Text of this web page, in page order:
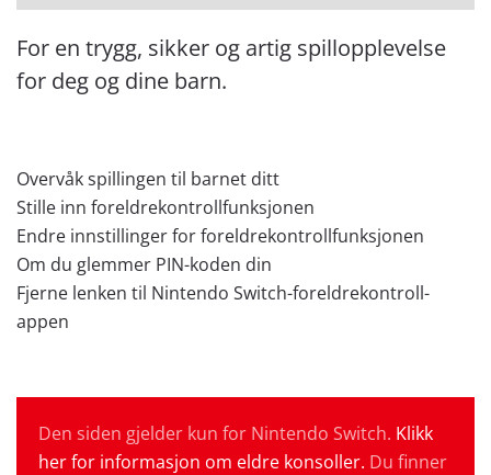
For en trygg, sikker og artig spillopplevelse
for deg og dine barn.
Overvåk spillingen til barnet ditt
Stille inn foreldrekontrollfunksjonen
Endre innstillinger for foreldrekontrollfunksjonen
Om du glemmer PIN-koden din
Fjerne lenken til Nintendo Switch-foreldrekontroll-
appen
Den siden gjelder kun for Nintendo Switch. Klikk
her for informasjon om eldre konsoller. Du finner